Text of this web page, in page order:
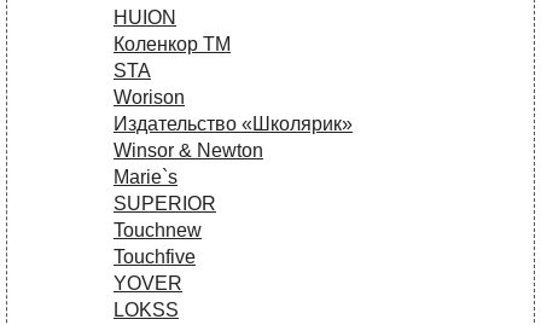
HUION
Коленкор ТМ
STA
Worison
Издательство «Школярик»
Winsor & Newton
Marie`s
SUPERIOR
Touchnew
Touchfive
YOVER
LOKSS